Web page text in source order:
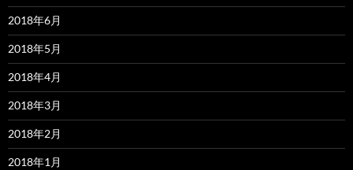
2018年6月
2018年5月
2018年4月
2018年3月
2018年2月
2018年1月